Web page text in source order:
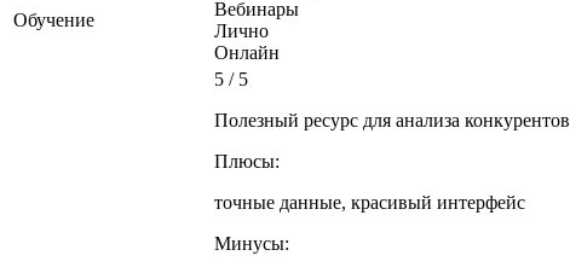
Обучение
Вебинары
Лично
Онлайн
5 / 5
Полезный ресурс для анализа конкурентов
Плюсы:
точные данные, красивый интерфейс
Минусы: